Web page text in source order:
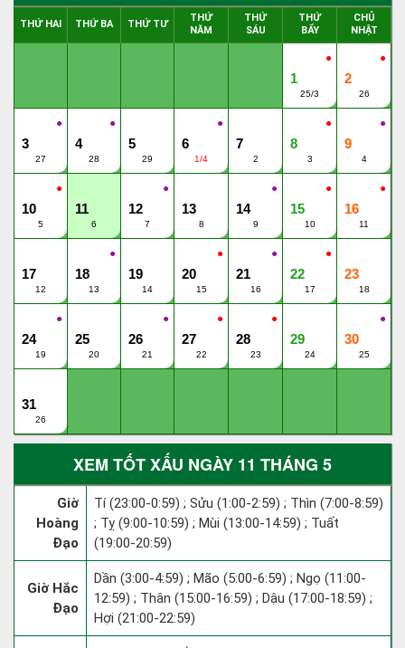
THỨ HAI THỨ BA THỨ TƯ
THỨ
NĂM
THỨ
SÁU
THỨ
BẨY
CHỦ
NHẬT
●
1
25/3
●
2
26
●
3
27
●
4
28
5
29
●
6
1/4
7
2
●
8
3
●
9
4
●
10
5
11
6
●
12
7
13
8
●
14
9
●
15
10
●
16
11
17
12
●
18
13
19
14
●
20
15
●
21
16
●
22
17
23
18
●
24
19
25
20
●
26
21
●
27
22
●
28
23
29
24
●
30
25
31
26
XEM TỐT XẤU NGÀY 11 THÁNG 5
Giờ
Hoàng
Đạo
Tí (23:00-0:59) ; Sửu (1:00-2:59) ; Thìn (7:00-8:59)
; Tỵ (9:00-10:59) ; Mùi (13:00-14:59) ; Tuất
(19:00-20:59)
Giờ Hắc
Đạo
Dần (3:00-4:59) ; Mão (5:00-6:59) ; Ngọ (11:00-
12:59) ; Thân (15:00-16:59) ; Dậu (17:00-18:59) ;
Hợi (21:00-22:59)